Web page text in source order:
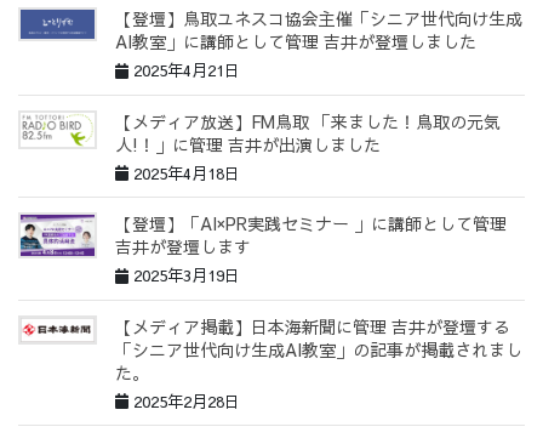
【登壇】鳥取ユネスコ協会主催「シニア世代向け生成
AI教室」に講師として管理 吉井が登壇しました
2025年4月21日
【メディア放送】FM鳥取 「来ました！鳥取の元気
人!！」に管理 吉井が出演しました
2025年4月18日
【登壇】「AI×PR実践セミナー 」に講師として管理
吉井が登壇します
2025年3月19日
【メディア掲載】日本海新聞に管理 吉井が登壇する
「シニア世代向け生成AI教室」の記事が掲載されまし
た。
2025年2月28日